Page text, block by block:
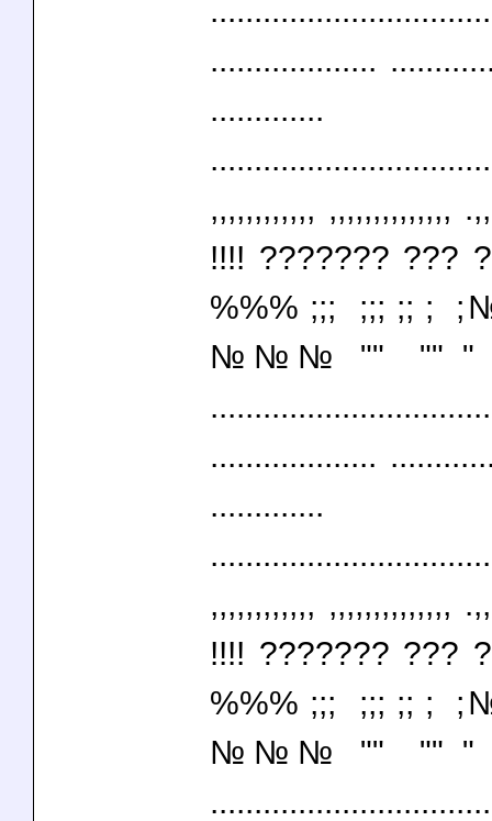
...................
.............
,,,,,,,,,,,, ,,,,,,,,,,,,,,
!!!! ??????? ???
%%% ;;; ;;; ;;
№№№ "" "" " "
...................
.............
,,,,,,,,,,,, ,,,,,,,,,,,,,,
!!!! ??????? ???
%%% ;;; ;;; ;;
№№№ "" "" " "